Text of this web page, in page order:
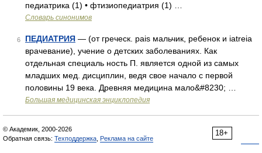
педиатрика (1) • фтизиопедиатрия (1) …
Словарь синонимов
6 ПЕДИАТРИЯ — (от греческ. pais мальчик, ребенок и iatreia
врачевание), учение о детских заболеваниях. Как
отдельная специаль ность П. является одной из самых
младших мед. дисциплин, ведя свое начало с первой
половины 19 века. Древняя медицина мало&#8230; …
Большая медицинская энциклопедия
18+
© Академик, 2000-2026
Обратная связь: Техподдержка Реклама на сайте